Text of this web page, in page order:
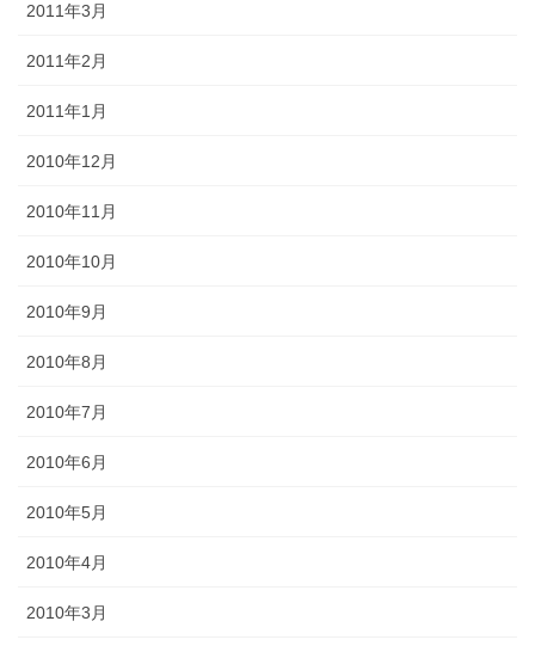
2011年3月
2011年2月
2011年1月
2010年12月
2010年11月
2010年10月
2010年9月
2010年8月
2010年7月
2010年6月
2010年5月
2010年4月
2010年3月